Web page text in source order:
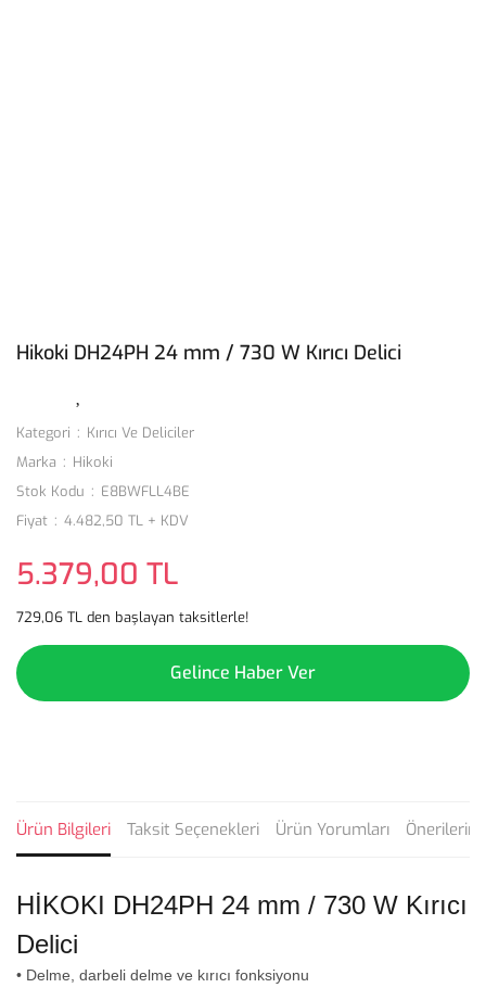
Hikoki DH24PH 24 mm / 730 W Kırıcı Delici
Kategori
Kırıcı Ve Deliciler
Marka
Hikoki
Stok Kodu
E8BWFLL4BE
Fiyat
4.482,50 TL + KDV
5.379,00 TL
729,06 TL den başlayan taksitlerle!
Gelince Haber Ver
Ürün Bilgileri Taksit Seçenekleri Ürün Yorumları
HİKOKI DH24PH 24 mm / 730 W Kırıcı
Delici
• Delme, darbeli delme ve kırıcı fonksiyonu